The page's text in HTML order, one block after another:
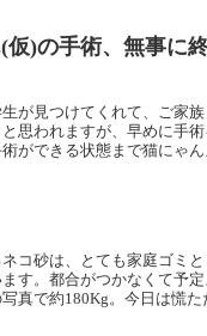
仮)の手術、無事
が見つけてくれて、ご家
思われますが、早めに手
ができる状態まで猫にゃ
コ砂は、とても家庭ゴミ
す。都合がつかなくて予
真で約180Kg。今日は慌た